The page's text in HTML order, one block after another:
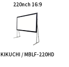
220nch 16:9
KIKUCHI / MBLF-220HD